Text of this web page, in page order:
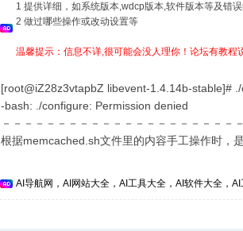
1 提供详细，如系统版本,wdcp版本,软件版本等及错
2 做过哪些操作或改动设置等
温馨提示：信息不详,很可能会没人理你！论坛有教程
[root@iZ28z3vtapbZ libevent-1.4.14b-stable]#
-bash: ./configure: Permission denied
－－－－－－－－－－－－－－－－－－－－－
根据memcached.sh文件里的内容手工操作时，是
AI导航网，AI网站大全，AI工具大全，AI软件大全，